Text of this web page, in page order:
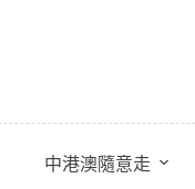
中港澳隨意走